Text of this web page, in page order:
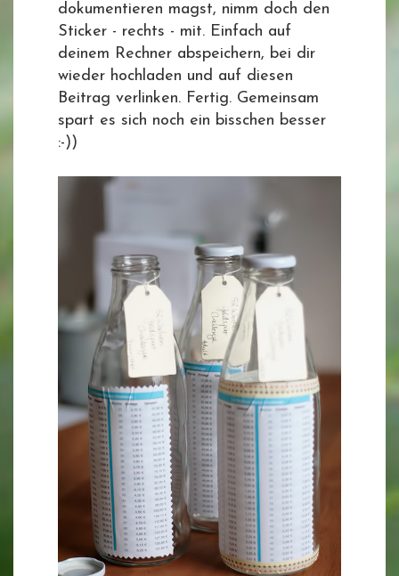
dokumentieren magst, nimm doch den
Sticker - rechts - mit. Einfach auf
deinem Rechner abspeichern, bei dir
wieder hochladen und auf diesen
Beitrag verlinken. Fertig. Gemeinsam
spart es sich noch ein bisschen besser
:-))